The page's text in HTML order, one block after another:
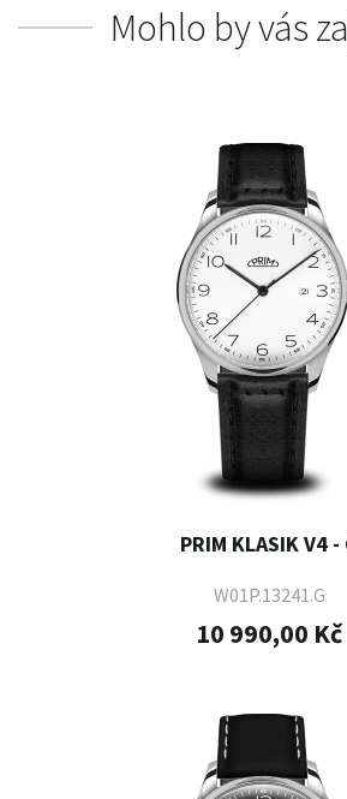
Mohlo by vás
PRIM KLASIK V4 -
W01P.13241.G
10 990,00 Kč